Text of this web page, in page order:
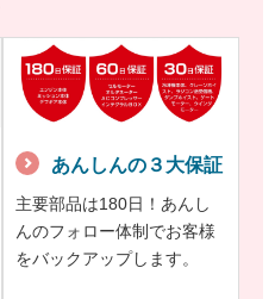
あんしんの３大保証
主要部品は180日！あんし
んのフォロー体制でお客様
をバックアップします。